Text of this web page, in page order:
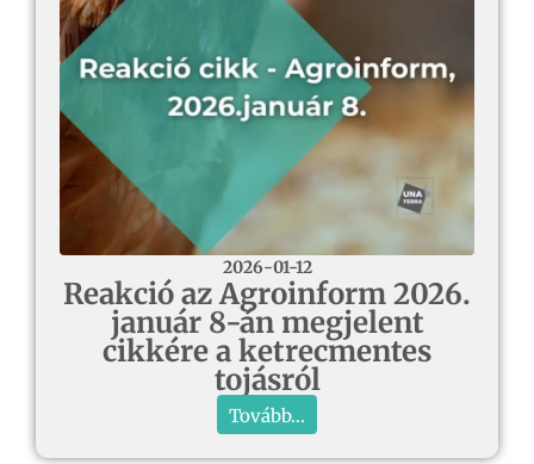
2026-01-12
Reakció az Agroinform 2026.
január 8-án megjelent
cikkére a ketrecmentes
tojásról
Tovább...